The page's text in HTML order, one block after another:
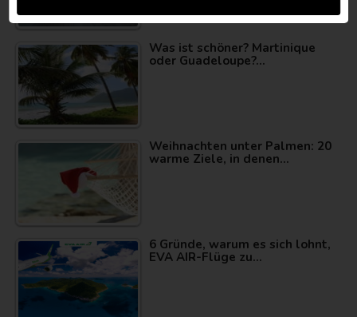
Was ist schöner? Martinique
oder Guadeloupe?…
Weihnachten unter Palmen: 20
warme Ziele, in denen…
6 Gründe, warum es sich lohnt,
EVA AIR-Flüge zu…